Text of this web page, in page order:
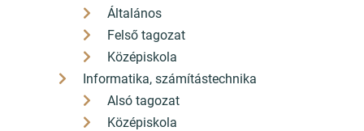
Általános
Felső tagozat
Középiskola
Informatika, számítástechnika
Alsó tagozat
Középiskola